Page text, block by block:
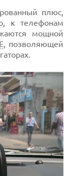
плюс,
к телефонам
мощной
, позволяющей